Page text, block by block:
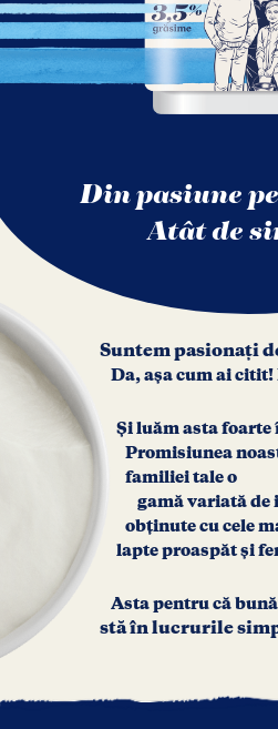
Din pasiune
Atât de
Suntem pasionaţi
Da, așa cum ai
Și luăm asta foarte
Promisiunea
familiei tale o
gamă variată
obţinute cu cele
lapte proaspăt și
Asta pentru că
stă în lucrurile